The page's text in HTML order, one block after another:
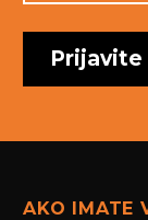
AKO IMATE